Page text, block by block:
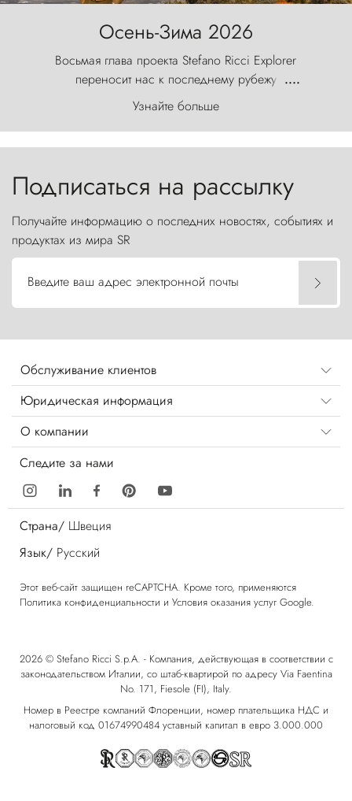
Осень-Зима 2026
Восьмая глава проекта Stefano Ricci Explorer
переносит нас к последнему рубежу
первозданного мира, где ветер с
первобытной яростью ваяет ландшафт, а пики
Торрес-дель-Пайне, словно каменные стражи,
....
Узнайте больше
Подписаться на рассылку
Получайте информацию о последних новостях, событиях и
продуктах из мира SR
Введите ваш адрес электронной почты
Обслуживание клиентов
Юридическая информация
О компании
Следите за нами
Страна/ Швеция
Язык/ Русский
Этот веб-сайт защищен reCAPTCHA. Кроме того, применяются
Политика конфиденциальности и Условия оказания услуг Google.
2026 © Stefano Ricci S.p.A. - Компания, действующая в соответствии с
законодательством Италии, со штаб-квартирой по адресу Via Faentina
No. 171, Fiesole (FI), Italy.
Номер в Реестре компаний Флоренции, номер плательщика НДС и
налоговый код 01674990484 уставный капитал в евро 3.000.000